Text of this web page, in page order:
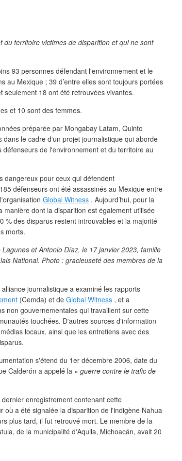
territoire victimes de disparition et qui ne sont
93 personnes défendant l'environnement et le
au Mexique ; 39 d’entre elles sont toujours portées
18 ont été retrouvées vivantes.
et 10 sont des femmes.
préparée par Mongabay Latam, Quinto
le cadre d'un projet journalistique qui aborde
de l'environnement et du territoire au
dangereux pour ceux qui défendent
défenseurs ont été assassinés au Mexique entre
Global Witness . Aujourd’hui, pour la
dont la disparition est également utilisée
% des disparus restent introuvables et la majorité
morts.
et Antonio Díaz, le 17 janvier 2023, famille
National. Photo : gracieuseté des membres de la
journalistique a examiné les rapports
(Cemda) et de Global Witness , et a
non gouvernementales qui travaillent sur cette
touchées. D'autres sources d'information
locaux, ainsi que les entretiens avec des
s'étend du 1er décembre 2006, date du
Calderón a appelé la « guerre contre le trafic de
enregistrement contenant cette
où a été signalée la disparition de l'indigène Nahua
plus tard, il fut retrouvé mort. Le membre de la
de la municipalité d'Aquila, Michoacán, avait 20